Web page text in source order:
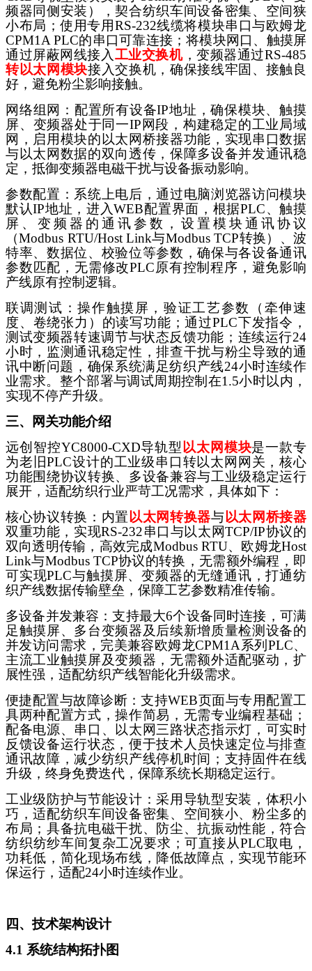
频器同侧安装），契合纺织车间设备密集、空间狭
小布局；使用专用RS-232线缆将模块串口与欧姆龙
CPM1A PLC的串口可靠连接；将模块网口、触摸屏
通过屏蔽网线接入 工业交换机，变频器通过RS-485
转以太网模块接入交换机，确保接线牢固、接触良
好，避免粉尘影响接触。
网络组网：配置所有设备IP地址，确保模块、触摸
屏、变频器处于同一IP网段，构建稳定的工业局域
网，启用模块的以太网桥接器功能，实现串口数据
与以太网数据的双向透传，保障多设备并发通讯稳
定，抵御变频器电磁干扰与设备振动影响。
参数配置：系统上电后，通过电脑浏览器访问模块
默认IP地址，进入WEB配置界面，根据PLC、触摸
屏、变频器的通讯参数，设置模块通讯协议
（Modbus RTU/Host Link与Modbus TCP转换）、波
特率、数据位、校验位等参数，确保与各设备通讯
参数匹配，无需修改PLC原有控制程序，避免影响
产线原有控制逻辑。
联调测试：操作触摸屏，验证工艺参数（牵伸速
度、卷绕张力）的读写功能；通过PLC下发指令，
测试变频器转速调节与状态反馈功能；连续运行24
小时，监测通讯稳定性，排查干扰与粉尘导致的通
讯中断问题，确保系统满足纺织产线24小时连续作
业需求。整个部署与调试周期控制在1.5小时以内，
实现不停产升级。
三、网关功能介绍
远创智控YC8000-CXD导轨型 以太网模块是一款专
为老旧PLC设计的工业级串口转以太网网关，核心
功能围绕协议转换、多设备兼容与工业级稳定运行
展开，适配纺织行业严苛工况需求，具体如下：
核心协议转换：内置 以太网转换器与 以太网桥接器
双重功能，实现RS-232串口与以太网TCP/IP协议的
双向透明传输，高效完成Modbus RTU、欧姆龙Host
Link与Modbus TCP协议的转换，无需额外编程，即
可实现PLC与触摸屏、变频器的无缝通讯，打通纺
织产线数据传输壁垒，保障工艺参数精准传输。
多设备并发兼容：支持最大6个设备同时连接，可满
足触摸屏、多台变频器及后续新增质量检测设备的
并发访问需求，完美兼容欧姆龙CPM1A系列PLC、
主流工业触摸屏及变频器，无需额外适配驱动，扩
展性强，适配纺织产线智能化升级需求。
便捷配置与故障诊断：支持WEB页面与专用配置工
具两种配置方式，操作简易，无需专业编程基础；
配备电源、串口、以太网三路状态指示灯，可实时
反馈设备运行状态，便于技术人员快速定位与排查
通讯故障，减少纺织产线停机时间；支持固件在线
升级，终身免费迭代，保障系统长期稳定运行。
工业级防护与节能设计：采用导轨型安装，体积小
巧，适配纺织车间设备密集、空间狭小、粉尘多的
布局；具备抗电磁干扰、防尘、抗振动性能，符合
纺织纺纱车间复杂工况要求；可直接从PLC取电，
功耗低，简化现场布线，降低故障点，实现节能环
保运行，适配24小时连续作业。
四、技术架构设计
4.1 系统结构拓扑图